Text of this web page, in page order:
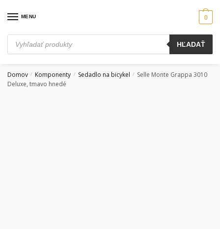
MENU
Products
search
HĽADAŤ
0
Domov / Komponenty / Sedadlo na bicykel / Selle Monte Grappa 3010
Deluxe, tmavo hnedé